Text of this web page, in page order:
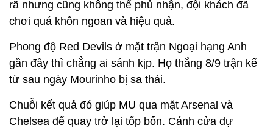
rã nhưng cũng không thể phủ nhận, đội khách đã
chơi quá khôn ngoan và hiệu quả.
Phong độ Red Devils ở mặt trận Ngoại hạng Anh
gần đây thì chẳng ai sánh kịp. Họ thắng 8/9 trận kể
từ sau ngày Mourinho bị sa thải.
Chuỗi kết quả đó giúp MU qua mặt Arsenal và
Chelsea để quay trở lại tốp bốn. Cánh cửa dự